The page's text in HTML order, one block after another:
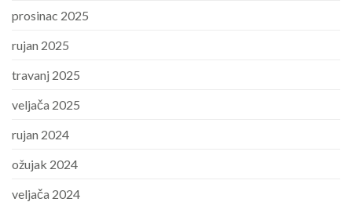
prosinac 2025
rujan 2025
travanj 2025
veljača 2025
rujan 2024
ožujak 2024
veljača 2024